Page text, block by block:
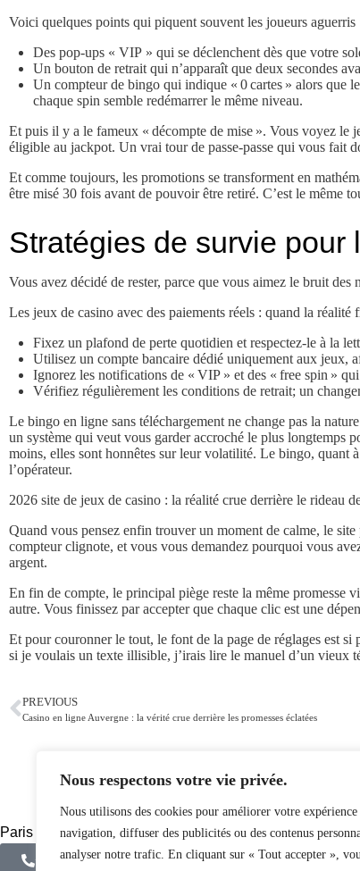
Nous respectons votre vie privée.
Nous utilisons des cookies pour améliorer votre expérience
navigation, diffuser des publicités ou des contenus
analyser notre trafic. En cliquant sur « Tout accepter »,
Voici quelques points qui piquent souvent les joueurs aguerris
Des pop‑ups « VIP » qui se déclenchent dès que votre
Un bouton de retrait qui n’apparaît que deux secondes
Un compteur de bingo qui indique « 0 cartes » alors que
chaque spin semble redémarrer le même niveau.
Et puis il y a le fameux « décompte de mise ». Vous voyez le
éligible au jackpot. Un vrai tour de passe‑passe qui vous fait
Et comme toujours, les promotions se transforment en
être misé 30 fois avant de pouvoir être retiré. C’est le même
Stratégies de survie pour
Vous avez décidé de rester, parce que vous aimez le bruit
Les jeux de casino avec des paiements réels : quand la
Fixez un plafond de perte quotidien et respectez‑le à la
Utilisez un compte bancaire dédié uniquement aux jeux,
Ignorez les notifications de « VIP » et des « free spin »
Vérifiez régulièrement les conditions de retrait; un
Le bingo en ligne sans téléchargement ne change pas la
un système qui veut vous garder accroché le plus longtemps
moins, elles sont honnêtes sur leur volatilité. Le bingo, quant
l’opérateur.
2026 site de jeux de casino : la réalité crue derrière le rideau
Quand vous pensez enfin trouver un moment de calme, le
compteur clignote, et vous vous demandez pourquoi vous
argent.
En fin de compte, le principal piège reste la même promesse
autre. Vous finissez par accepter que chaque clic est une
Et pour couronner le tout, le font de la page de réglages est
si je voulais un texte illisible, j’irais lire le manuel d’un vieux
PREVIOUS
Casino en ligne Auvergne : la vérité crue derrière les promesses éclatées
Paris - Loiret
+33 7 81 78 04 39